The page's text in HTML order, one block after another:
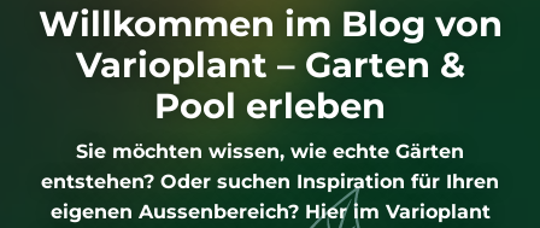
Willkommen im Blog von
Varioplant – Garten &
Pool erleben
Sie möchten wissen, wie echte Gärten
entstehen? Oder suchen Inspiration für Ihren
eigenen Aussenbereich? Hier im Varioplant